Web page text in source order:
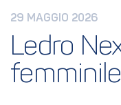
29 MAGGIO 2026
Ledro
femminile